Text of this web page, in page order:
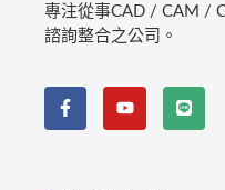
專注從事CAD / CAM /
諮詢整合之公司。